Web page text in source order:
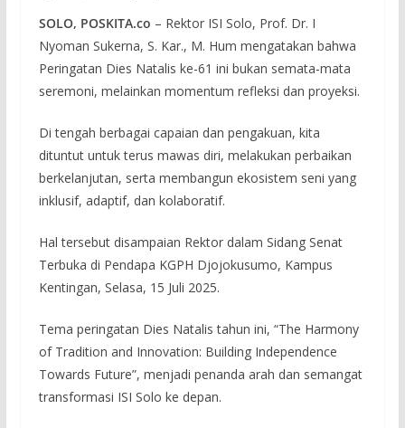
SOLO, POSKITA.co – Rektor ISI Solo, Prof. Dr. I
Nyoman Sukerna, S. Kar., M. Hum mengatakan bahwa
Peringatan Dies Natalis ke-61 ini bukan semata-mata
seremoni, melainkan momentum refleksi dan proyeksi.
Di tengah berbagai capaian dan pengakuan, kita
dituntut untuk terus mawas diri, melakukan perbaikan
berkelanjutan, serta membangun ekosistem seni yang
inklusif, adaptif, dan kolaboratif.
Hal tersebut disampaian Rektor dalam Sidang Senat
Terbuka di Pendapa KGPH Djojokusumo, Kampus
Kentingan, Selasa, 15 Juli 2025.
Tema peringatan Dies Natalis tahun ini, “The Harmony
of Tradition and Innovation: Building Independence
Towards Future”, menjadi penanda arah dan semangat
transformasi ISI Solo ke depan.